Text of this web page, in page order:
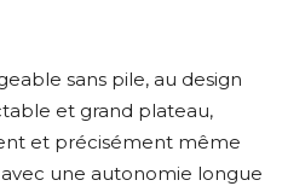
sans pile, au design
et grand plateau,
et précisément même
une autonomie longue